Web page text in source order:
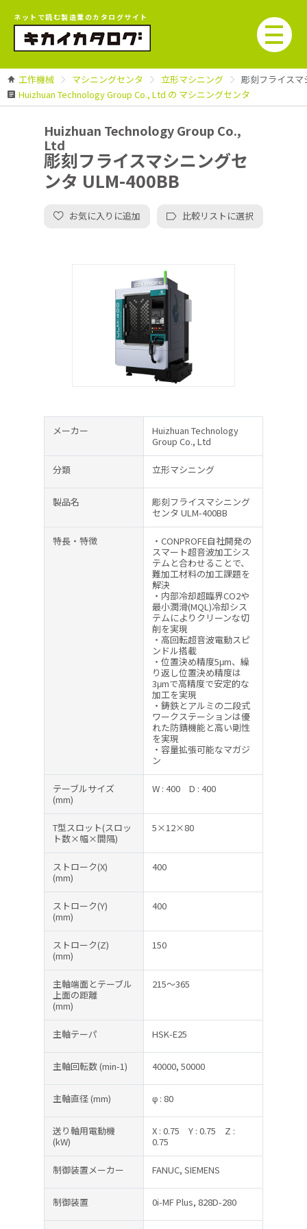
ネットで読む製造業のカタログサイト
工作機械 マシニングセンタ 立形マシニング
彫刻フライスマ
Huizhuan Technology Group Co., Ltd の マシニングセンタ
Huizhuan Technology Group Co.,
Ltd
彫刻フライスマシニングセ
ンタ ULM-400BB
お気に入りに追加 比較リストに選択
メーカー
Huizhuan Technology
Group Co., Ltd
分類 立形マシニング
製品名
彫刻フライスマシニング
センタ ULM-400BB
特長・特徴
・CONPROFE自社開発の
スマート超音波加工シス
テムと合わせることで、
難加工材料の加工課題を
解決
・内部冷却超臨界CO2や
最小潤滑(MQL)冷却シス
テムによりクリーンな切
削を実現
・高回転超音波電動スピ
ンドル搭載
・位置決め精度5μm、繰
り返し位置決め精度は
3μmで高精度で安定的な
加工を実現
・鋳鉄とアルミの二段式
ワークステーションは優
れた防錆機能と高い剛性
を実現
・容量拡張可能なマガジ
ン
テーブルサイズ
(mm)
W : 400 D : 400
T型スロット(スロッ
ト数×幅×間隔)
5×12×80
ストローク(X)
(mm)
400
ストローク(Y)
(mm)
400
ストローク(Z)
(mm)
150
主軸端面とテーブル
上面の距離
(mm)
215～365
主軸テーパ HSK-E25
主軸回転数(min-1) 40000, 50000
主軸直径(mm) φ : 80
送り軸用電動機
(kW)
X : 0.75 Y : 0.75
Z :
0.75
制御装置メーカー FANUC, SIEMENS
制御装置 0i-MF Plus, 828D-280